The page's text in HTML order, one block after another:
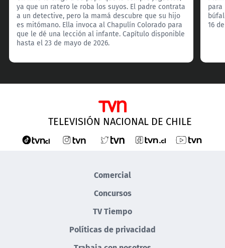
ya que un ratero le roba los suyos. El padre contrata
a un detective, pero la mamá descubre que su hijo
es mitómano. Ella invoca al Chapulín Colorado para
que le dé una lección al infante. Capítulo disponible
hasta el 23 de mayo de 2026.
16
TELEVISIÓN NACIONAL DE CHILE
Comercial
Concursos
TV Tiempo
Políticas de privacidad